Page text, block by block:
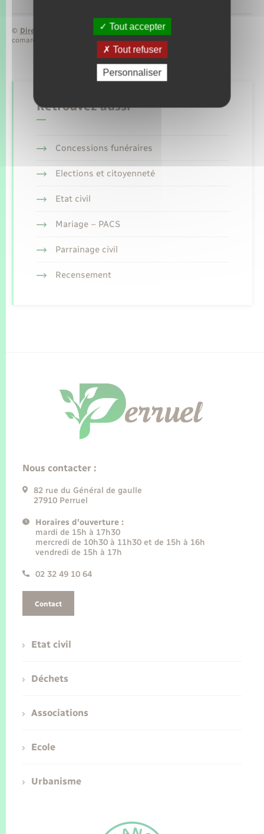
© Direction de l’information légale et administrative
comarquage developpé parbaseo.io
Retrouvez aussi
Concessions funéraires
Elections et citoyenneté
Etat civil
Mariage – PACS
Parrainage civil
Recensement
Nous contacter :
82 rue du Général de gaulle
27910 Perruel
Horaires d'ouverture :
mardi de 15h à 17h30
mercredi de 10h30 à 11h30 et de 15h à 16h
vendredi de 15h à 17h
02 32 49 10 64
Contact
Etat civil
Déchets
Associations
Ecole
Urbanisme
Tout accepter
Tout refuser
Personnaliser